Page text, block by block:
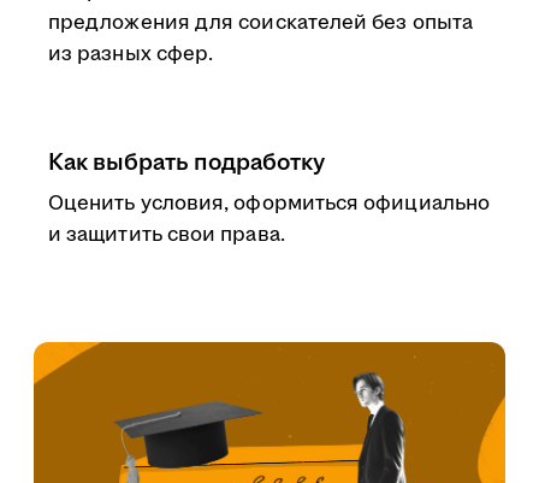
предложения для соискателей без опыта
из разных сфер.
Как выбрать подработку
Оценить условия, оформиться официально
и защитить свои права.